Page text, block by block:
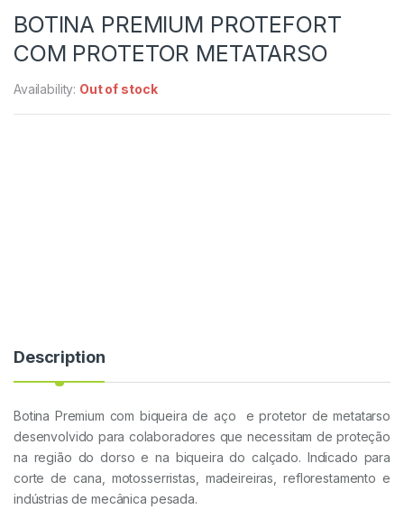
BOTINA PREMIUM PROTEFORT
COM PROTETOR METATARSO
Availability: Out of stock
Description
Botina Premium com biqueira de aço e protetor de metatarso
desenvolvido para colaboradores que necessitam de proteção
na região do dorso e na biqueira do calçado. Indicado para
corte de cana, motosserristas, madeireiras, reflorestamento e
indústrias de mecânica pesada.